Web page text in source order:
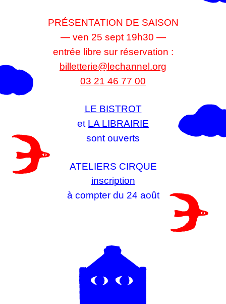
PRÉSENTATION DE SAISON
— ven 25 sept 19h30 —
entrée libre sur réservation :
billetterie@lechannel.org
03 21 46 77 00
LE BISTROT
et LA LIBRAIRIE
sont ouverts
ATELIERS CIRQUE
inscription
à compter du 24 août